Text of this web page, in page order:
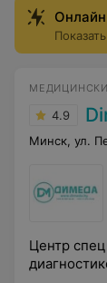
4.9
Минск, ул.
Центр